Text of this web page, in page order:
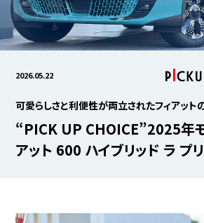
2026.05.22
可愛らしさと利便性が両立されたフィアット
“PICK UP CHOICE”2025年
アット 600 ハイブリッド ラ プ